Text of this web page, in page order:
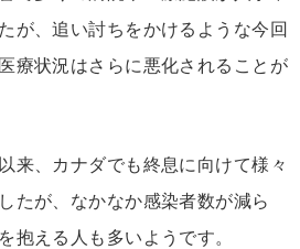
が、追い討ちをかけるような今回
療状況はさらに悪化されることが
来、カナダでも終息に向けて様々
たが、なかなか感染者数が減ら
抱える人も多いようです。